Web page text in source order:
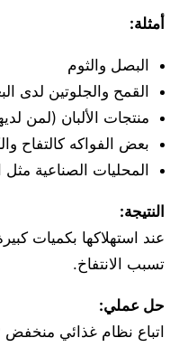
أمثلة:
البصل والثوم
القمح والجلوتين لدى
منتجات الألبان (لمن
بعض الفواكه كالتفاح
المحليات الصناعية مثل
النتيجة:
عند استهلاكها بكميات
تسبب الانتفاخ.
حل عملي: